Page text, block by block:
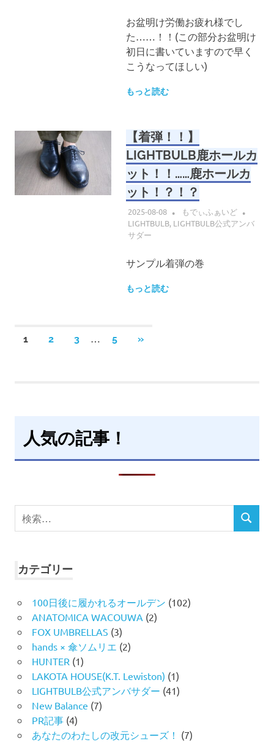
お盆明け労働お疲れ様でし
た……！！(この部分お盆明け
初日に書いていますので早く
こうなってほしい)
もっと読む
【着弾！！】
LIGHTBULB鹿ホールカ
ット！！……鹿ホールカ
ット！？！？
2025-08-08
もでぃふぁいど
LIGHTBULB, LIGHTBULB公式アンバ
サダー
サンプル着弾の巻
もっと読む
投
ー
ジ
り
1 2 3 5
次
»
人気の記事！
検
索
検
索
カテゴリー
100日後に履かれるオールデン (102)
ANATOMICA WACOUWA (2)
FOX UMBRELLAS (3)
hands × 傘ソムリエ (2)
HUNTER (1)
LAKOTA HOUSE(K.T. Lewiston) (1)
LIGHTBULB公式アンバサダー (41)
New Balance (7)
PR記事(4)
あなたのわたしの改元シューズ！ (7)